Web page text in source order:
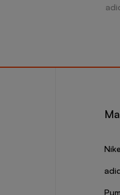
Nike